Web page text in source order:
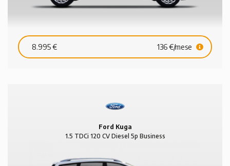
8.995 € 136 €/mese
Ford Kuga
1.5 TDCi 120 CV Diesel 5p Business